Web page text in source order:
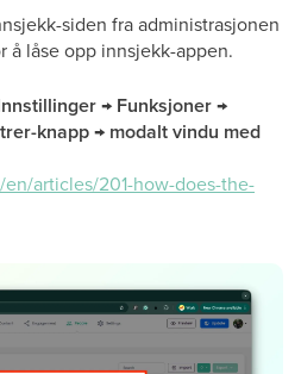
siden fra administrasjonen
å låse opp innsjekk-appen.
→ Funksjoner →
knapp → modalt vindu med
articles/201-how-does-the-